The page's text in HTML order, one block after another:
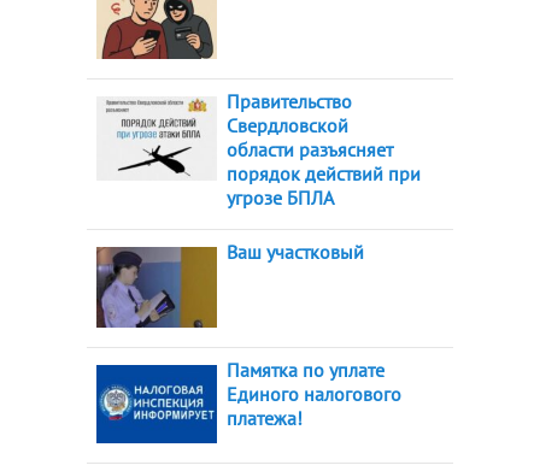
Правительство
Свердловской
области разъясняет
порядок действий при
угрозе БПЛА
Ваш участковый
Памятка по уплате
Единого налогового
платежа!